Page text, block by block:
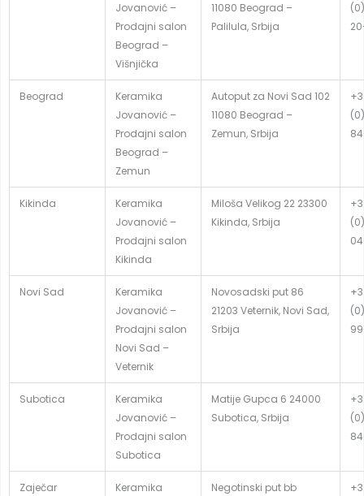
Jovanović –
Prodajni salon
Beograd –
Višnjička
11080 Beograd –
Palilula, Srbija
Beograd
Keramika
Jovanović –
Prodajni salon
Beograd –
Zemun
Autoput za Novi Sad 102
11080 Beograd –
Zemun, Srbija
Kikinda
Keramika
Jovanović –
Prodajni salon
Kikinda
Miloša Velikog 22 23300
Kikinda, Srbija
Novi Sad
Keramika
Jovanović –
Prodajni salon
Novi Sad –
Veternik
Novosadski put 86
21203 Veternik, Novi Sad,
Srbija
Subotica
Keramika
Jovanović –
Prodajni salon
Subotica
Matije Gupca 6 24000
Subotica, Srbija
Zaječar
Keramika
Negotinski put bb